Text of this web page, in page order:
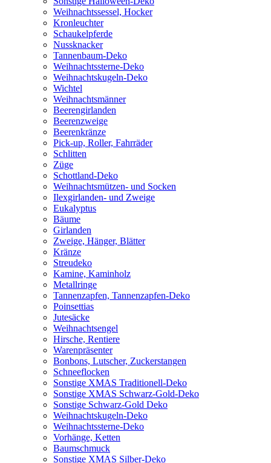
Weihnachtssessel, Hocker
Kronleuchter
Schaukelpferde
Nussknacker
Tannenbaum-Deko
Weihnachtssterne-Deko
Weihnachtskugeln-Deko
Wichtel
Weihnachtsmänner
Beerengirlanden
Beerenzweige
Beerenkränze
Pick-up, Roller, Fahrräder
Schlitten
Züge
Schottland-Deko
Weihnachtsmützen- und Socken
Ilexgirlanden- und Zweige
Eukalyptus
Bäume
Girlanden
Zweige, Hänger, Blätter
Kränze
Streudeko
Kamine, Kaminholz
Metallringe
Tannenzapfen, Tannenzapfen-Deko
Poinsettias
Jutesäcke
Weihnachtsengel
Hirsche, Rentiere
Warenpräsenter
Bonbons, Lutscher, Zuckerstangen
Schneeflocken
Sonstige XMAS Traditionell-Deko
Sonstige XMAS Schwarz-Gold-Deko
Sonstige Schwarz-Gold Deko
Weihnachtskugeln-Deko
Weihnachtssterne-Deko
Vorhänge, Ketten
Baumschmuck
Sonstige XMAS Silber-Deko